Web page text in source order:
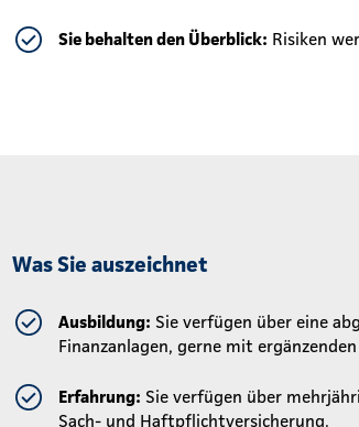
Sie behalten den Überblick: Risiken
Was Sie auszeichnet
Ausbildung: Sie verfügen über eine
Finanzanlagen, gerne mit
Erfahrung: Sie verfügen über
Sach- und Haftpflichtversicherung.